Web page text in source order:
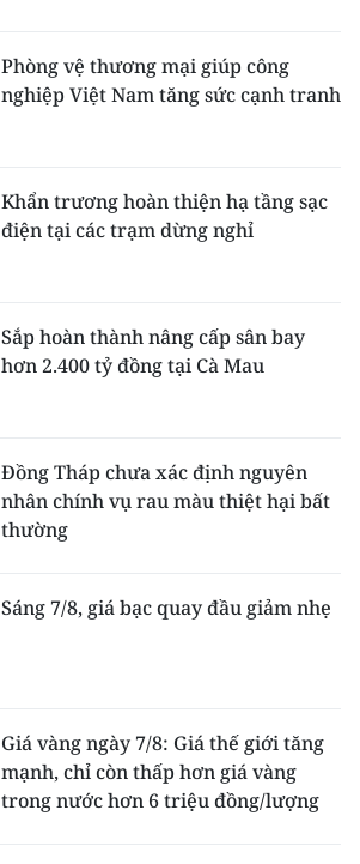
Phòng vệ thương mại giúp công
nghiệp Việt Nam tăng sức cạnh tranh
Khẩn trương hoàn thiện hạ tầng sạc
điện tại các trạm dừng nghỉ
Sắp hoàn thành nâng cấp sân bay
hơn 2.400 tỷ đồng tại Cà Mau
Đồng Tháp chưa xác định nguyên
nhân chính vụ rau màu thiệt hại bất
thường
Sáng 7/8, giá bạc quay đầu giảm nhẹ
Giá vàng ngày 7/8: Giá thế giới tăng
mạnh, chỉ còn thấp hơn giá vàng
trong nước hơn 6 triệu đồng/lượng